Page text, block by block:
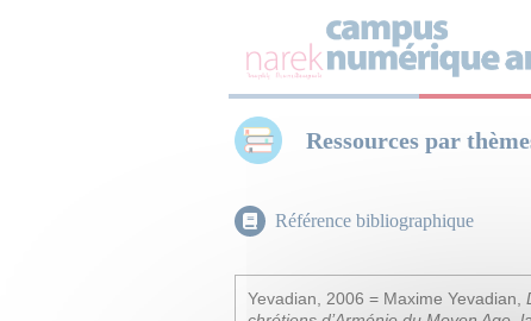
Ressources par
Référence bibliographique
Yevadian, 2006 = Maxime Yevadian,